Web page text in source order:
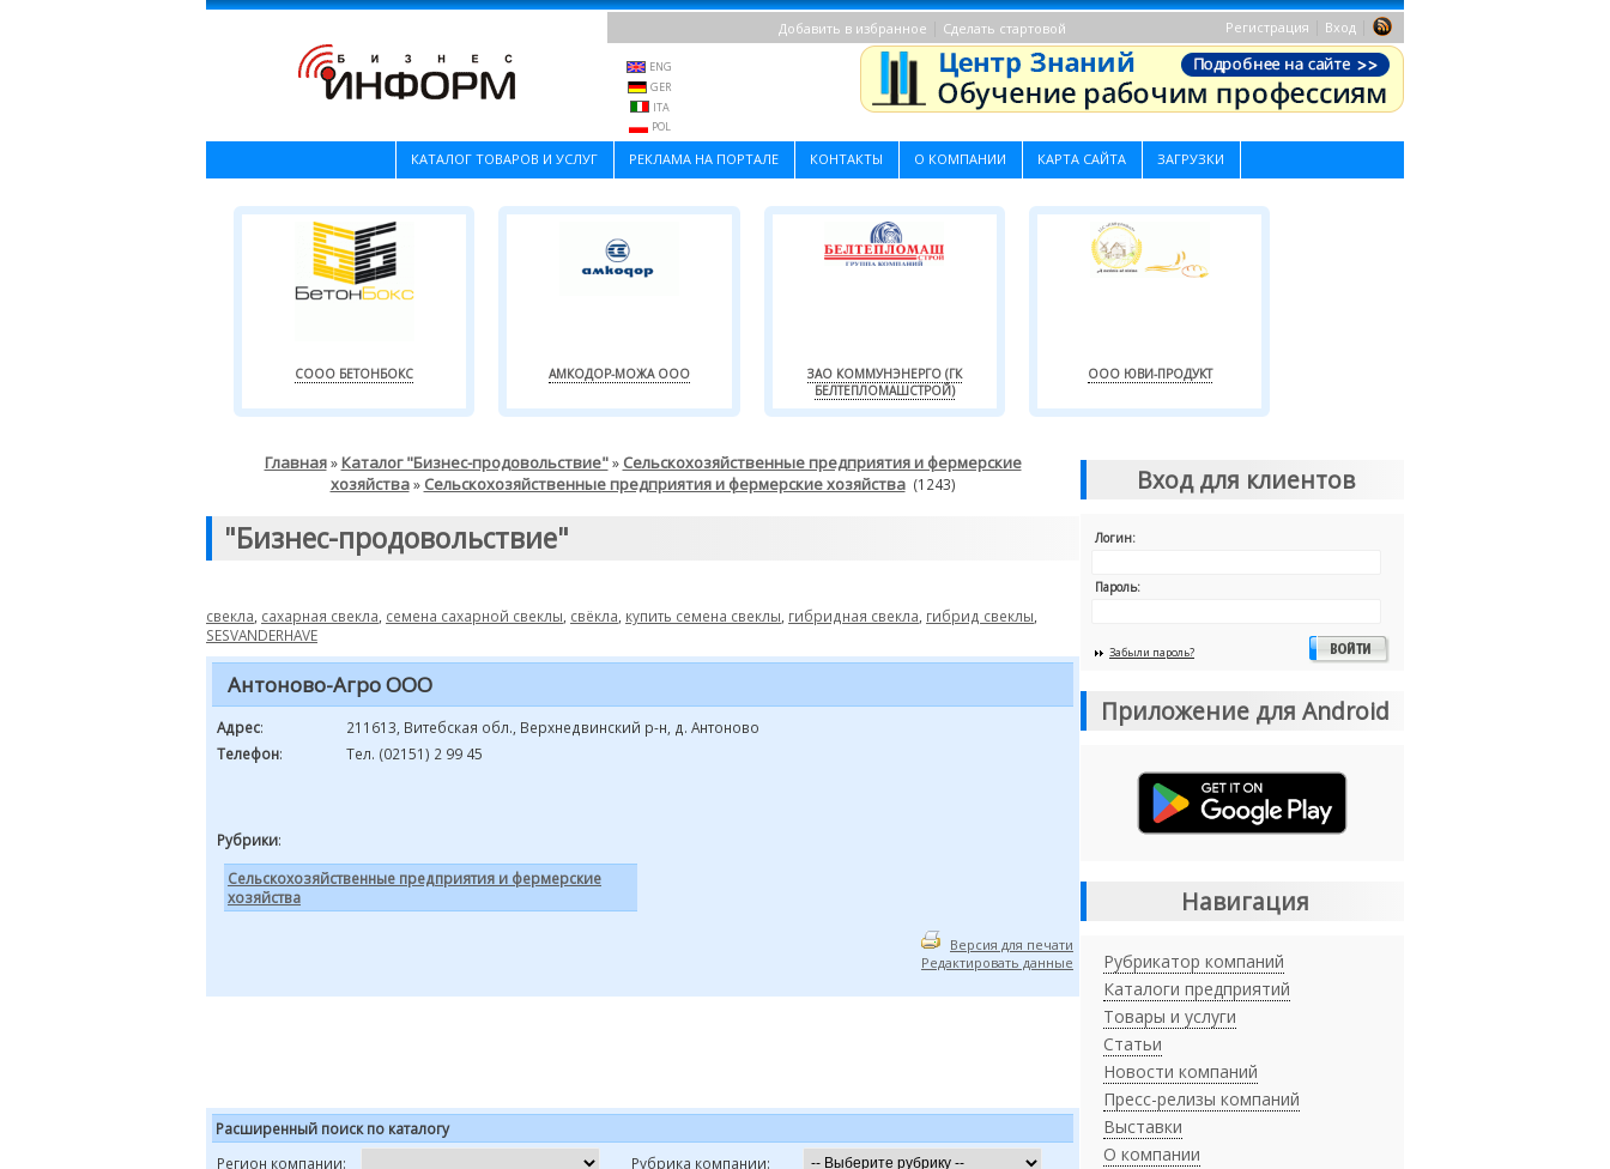
Регистрация Вход
Добавить в избранное Сделать стартовой
ENG
GER
ITA
POL
КАТАЛОГ ТОВАРОВ И УСЛУГ РЕКЛАМА НА ПОРТАЛЕ КОНТАКТЫ О КОМПАНИИ КАРТА САЙТА ЗАГРУЗКИ
СООО БЕТОНБОКС АМКОДОР-МОЖА ООО
ЗАО КОММУНЭНЕРГО (ГК
БЕЛТЕПЛОМАШСТРОЙ)
ООО ЮВИ-ПРОДУКТ
Главная» Каталог "Бизнес-продовольствие"» Сельскохозяйственные предприятия и фермерские
хозяйства» Сельскохозяйственные предприятия и фермерские хозяйства(1243)
"Бизнес-продовольствие"
свекла сахарная свекла семена сахарной свеклы свёкла купить семена свеклы гибридная свекла гибрид свеклы
SESVANDERHAVE
Антоново-Агро ООО
Адрес:
211613, Витебская обл., Верхнедвинский р-н, д. Антоново
Телефон: Тел. (02151) 2 99 45
Рубрики:
Сельскохозяйственные предприятия и фермерские
хозяйства
Версия для печати
Редактировать данные
Расширенный поиск по каталогу
Регион компании:
Рубрика компании:
Вход для клиентов
Логин:
Пароль:
Забыли пароль?
Приложение для Android
Навигация
Рубрикатор компаний
Каталоги предприятий
Товары и услуги
Статьи
Новости компаний
Пресс-релизы компаний
Выставки
О компании